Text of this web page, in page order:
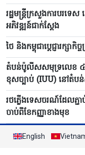
រដ្ឋមន្ត្រីក្រសួងការបរទ
អភិវឌ្ឍន៍ជាក់ស្តែង
ថៃ និងកម្ពុជាប្តេជ្ញារក្ស
តំបន់ប៉ូលីសសមុទ្រលេខ ៤ រឹ
ខុសច្បាប់ (IUU) នៅតំប
រថភ្លើងទេសចរណ៍ដែលភ្
ចាប់ពីខែកញ្ញាខាងមុខ
English